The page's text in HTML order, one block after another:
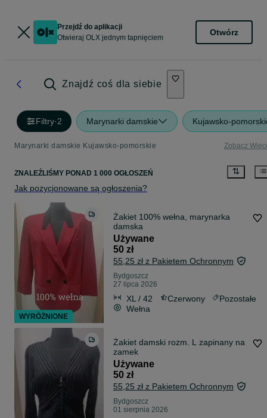
Przejdź do aplikacji
Otwieraj OLX jednym tapnięciem
Otwórz
Znajdź coś dla siebie
Filtry·2 Marynarki damskie Kujawsko-
Marynarki damskie Kujawsko-pomorskie Zobacz
ZNALEŹLIŚMY PONAD 1 000 OGŁOSZEŃ
Jak pozycjonowane są ogłoszenia?
Żakiet 100% wełna, marynarka
damska
Używane
50 zł
55,25 zł z Pakietem Ochronnym
Bydgoszcz
27 lipca 2026
XL / 42 Czerwony
Pozostałe
Wełna
Żakiet damski rozm. L zapinany na
zamek
Używane
50 zł
55,25 zł z Pakietem Ochronnym
Bydgoszcz
01 sierpnia 2026
WYRÓŻNIONE